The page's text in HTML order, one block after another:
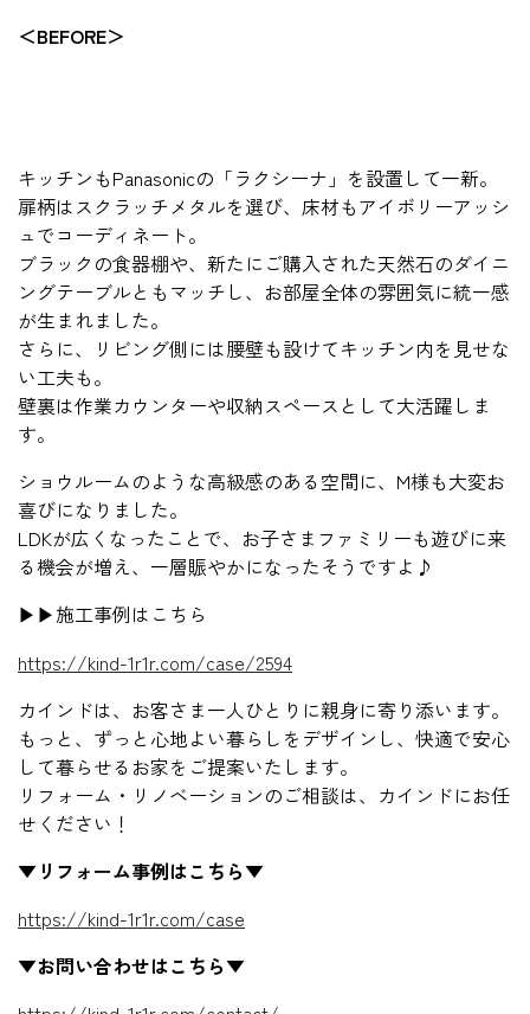
＜BEFORE＞
キッチンもPanasonicの「ラクシーナ」を設置して一新。
扉柄はスクラッチメタルを選び、床材もアイボリーアッシ
ュでコーディネート。
ブラックの食器棚や、新たにご購入された天然石のダイニ
ングテーブルともマッチし、お部屋全体の雰囲気に統一感
が生まれました。
さらに、リビング側には腰壁も設けてキッチン内を見せな
い工夫も。
壁裏は作業カウンターや収納スペースとして大活躍しま
す。
ショウルームのような高級感のある空間に、M様も大変お
喜びになりました。
LDKが広くなったことで、お子さまファミリーも遊びに来
る機会が増え、一層賑やかになったそうですよ♪
▶▶施工事例はこちら
https://kind-1r1r.com/case/2594
カインドは、お客さま一人ひとりに親身に寄り添います。
もっと、ずっと心地よい暮らしをデザインし、快適で安心
して暮らせるお家をご提案いたします。
リフォーム・リノベーションのご相談は、カインドにお任
せください！
▼リフォーム事例はこちら▼
https://kind-1r1r.com/case
▼お問い合わせはこちら▼